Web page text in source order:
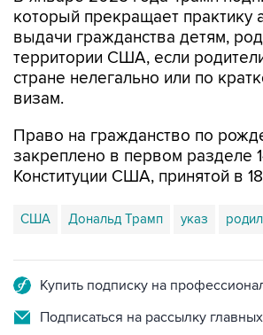
который прекращает практику
выдачи гражданства детям,
территории США, если
стране нелегально или по
визам.
Право на гражданство по
закреплено в первом разделе
Конституции США, принятой в
США Дональд Трамп указ
Купить подписку на
Подписаться на рассылку